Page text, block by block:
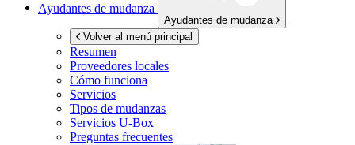
Ayudantes de mudanza
Ayudantes de mudanza
Volver al menú principal
Resumen
Proveedores locales
Cómo funciona
Servicios
Tipos de mudanzas
Servicios U-Box
Preguntas frecuentes